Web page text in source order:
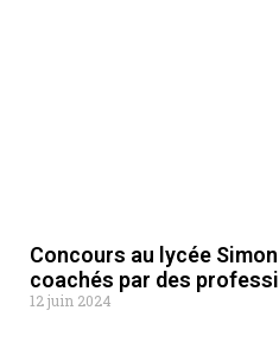
Concours au lycée
coachés par des
12 juin 2024